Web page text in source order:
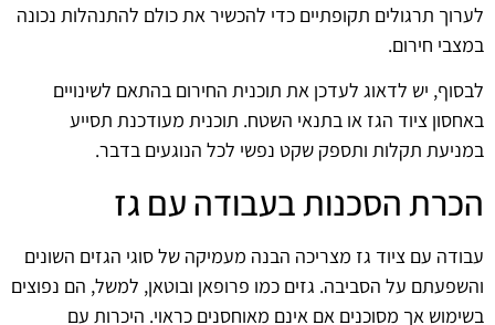
לערוך תרגולים תקופתיים כדי להכשיר את כולם להתנהלות נכונה
במצבי חירום.
לבסוף, יש לדאוג לעדכן את תוכנית החירום בהתאם לשינויים
באחסון ציוד הגז או בתנאי השטח. תוכנית מעודכנת תסייע
במניעת תקלות ותספק שקט נפשי לכל הנוגעים בדבר.
הכרת הסכנות בעבודה עם גז
עבודה עם ציוד גז מצריכה הבנה מעמיקה של סוגי הגזים השונים
והשפעתם על הסביבה. גזים כמו פרופאן ובוטאן, למשל, הם נפוצים
בשימוש אך מסוכנים אם אינם מאוחסנים כראוי. היכרות עם